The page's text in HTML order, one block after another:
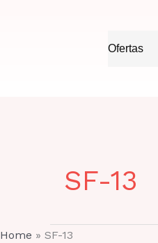
Ofertas
SF-13
Home » SF-13